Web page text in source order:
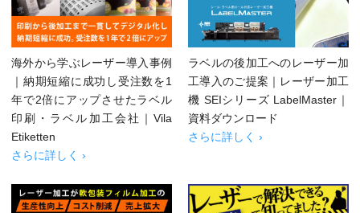
海外から学ぶレーザー導入事例
｜納期短縮に成功し受注数を1
年で2倍にアップさせたラベル
印刷・ラベル加工会社｜Vila
Etiketten
さらに詳しく ›
ラベルの後加工へのレーザー加
工導入のご提案｜レーザー加工
機 SEIシリーズ LabelMaster｜
資料ダウンロード
さらに詳しく ›